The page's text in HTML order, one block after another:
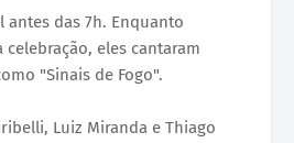
antes das 7h. Enquanto
eles cantaram
"Sinais de Fogo".
Luiz Miranda e Thiago